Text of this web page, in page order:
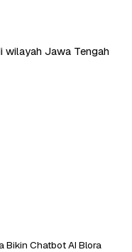
wilayah Jawa Tengah
Bikin Chatbot AI Blora